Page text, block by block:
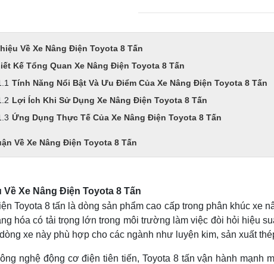
Về Xe Nâng Điện Toyota 8 Tấn
Kế Tổng Quan Xe Nâng Điện Toyota 8 Tấn
Tính Năng Nổi Bật Và Ưu Điểm Của Xe Nâng Điện Toyota 8 Tấn
Lợi Ích Khi Sử Dụng Xe Nâng Điện Toyota 8 Tấn
Ứng Dụng Thực Tế Của Xe Nâng Điện Toyota 8 Tấn
Về Xe Nâng Điện Toyota 8 Tấn
Về Xe Nâng Điện Toyota 8 Tấn
Toyota 8 tấn là dòng sản phẩm cao cấp trong phân khúc xe
hóa có tải trọng lớn trong môi trường làm việc đòi hỏi hiệu
xe này phù hợp cho các ngành như luyện kim, sản xuất
nghệ động cơ điện tiên tiến, Toyota 8 tấn vận hành mạnh